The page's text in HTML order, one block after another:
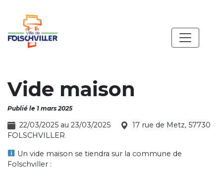
Vide maison
Publié le 1 mars 2025
22/03/2025 au 23/03/2025
17 rue de Metz, 57730
FOLSCHVILLER
Un vide maison se tiendra sur la commune de
Folschviller :